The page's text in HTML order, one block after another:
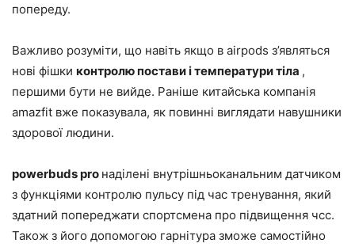
попереду.
Важливо розуміти, що навіть якщо в airpods з’являться
нові фішки контролю постави і температури тіла ,
першими бути не вийде. Раніше китайська компанія
amazfit вже показувала, як повинні виглядати навушники
здорової людини.
powerbuds pro наділені внутрішньоканальним датчиком
з функціями контролю пульсу під час тренування, який
здатний попереджати спортсмена про підвищення чсс.
Також з його допомогою гарнітура зможе самостійно